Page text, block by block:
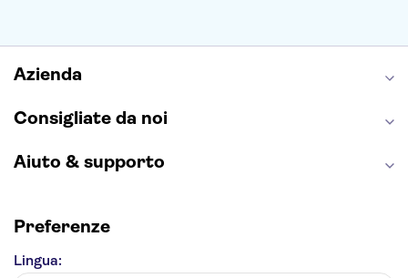
Azienda
Consigliate da noi
Aiuto & supporto
Preferenze
Lingua: